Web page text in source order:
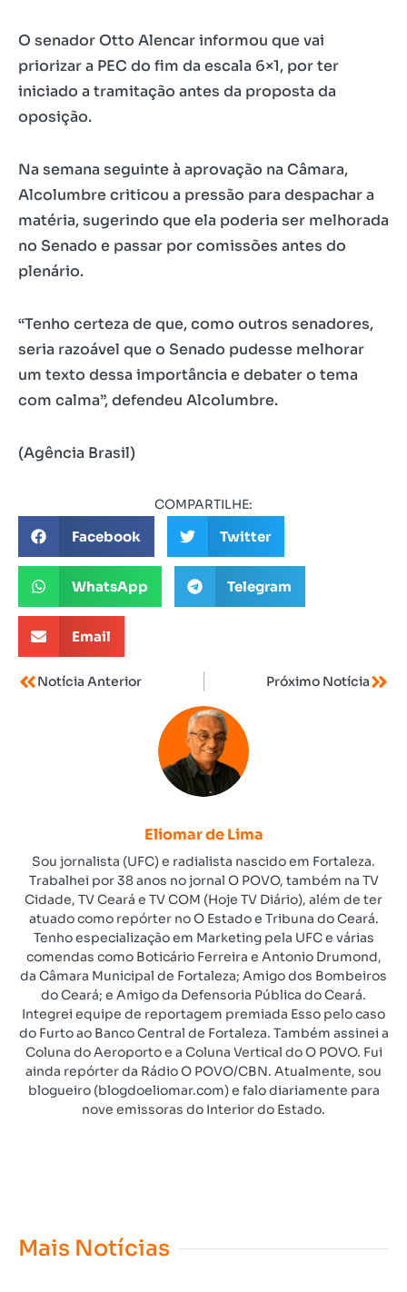
O senador Otto Alencar informou que vai
priorizar a PEC do fim da escala 6×1, por ter
iniciado a tramitação antes da proposta da
oposição.
Na semana seguinte à aprovação na Câmara,
Alcolumbre criticou a pressão para despachar a
matéria, sugerindo que ela poderia ser melhorada
no Senado e passar por comissões antes do
plenário.
“Tenho certeza de que, como outros senadores,
seria razoável que o Senado pudesse melhorar
um texto dessa importância e debater o tema
com calma”, defendeu Alcolumbre.
(Agência Brasil)
COMPARTILHE:
Facebook Twitter
WhatsApp Telegram
Email
Notícia Anterior Próximo Notícia
Eliomar de Lima
Sou jornalista (UFC) e radialista nascido em Fortaleza.
Trabalhei por 38 anos no jornal O POVO, também na TV
Cidade, TV Ceará e TV COM (Hoje TV Diário), além de ter
atuado como repórter no O Estado e Tribuna do Ceará.
Tenho especialização em Marketing pela UFC e várias
comendas como Boticário Ferreira e Antonio Drumond,
da Câmara Municipal de Fortaleza; Amigo dos Bombeiros
do Ceará; e Amigo da Defensoria Pública do Ceará.
Integrei equipe de reportagem premiada Esso pelo caso
do Furto ao Banco Central de Fortaleza. Também assinei a
Coluna do Aeroporto e a Coluna Vertical do O POVO. Fui
ainda repórter da Rádio O POVO/CBN. Atualmente, sou
blogueiro (blogdoeliomar.com) e falo diariamente para
nove emissoras do Interior do Estado.
Mais Notícias